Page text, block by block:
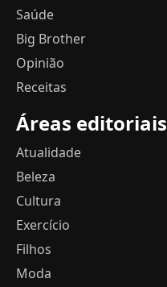
Saúde
Big Brother
Opinião
Receitas
Áreas editoriais
Atualidade
Beleza
Cultura
Exercício
Filhos
Moda